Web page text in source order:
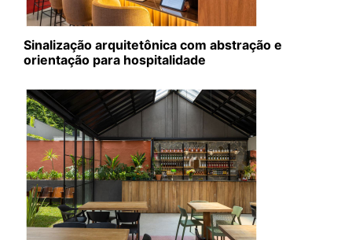
Sinalização arquitetônica com abstração e
orientação para hospitalidade